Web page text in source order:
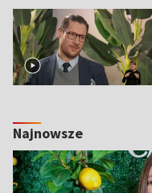
Najnowsze